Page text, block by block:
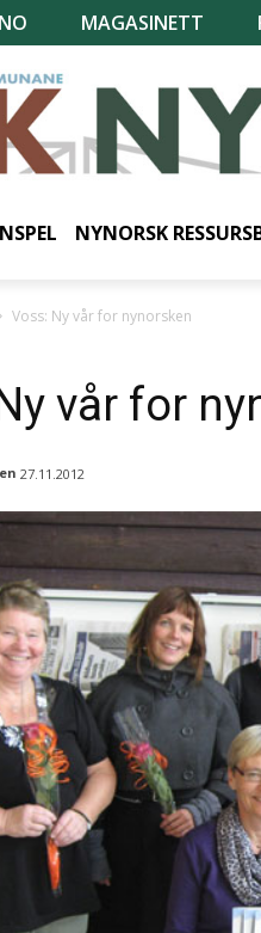
MAGASINETT
NYNORSK
Voss: Ny vår for nynorsken
vår for
27.11.2012